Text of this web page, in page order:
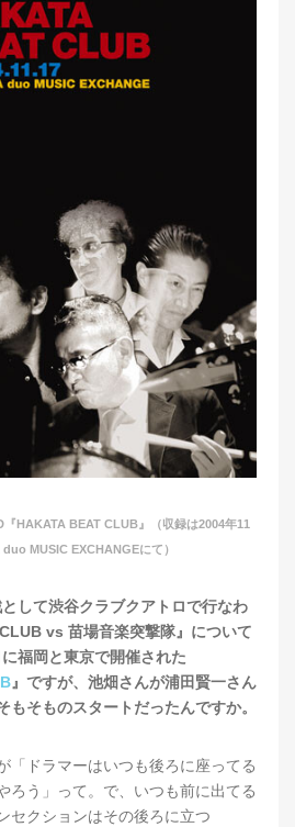
HAKATA BEAT CLUB』（収録は2004年11
duo MUSIC EXCHANGEにて）
して渋谷クラブクアトロで行なわ
vs 苗場音楽突撃隊』について
福岡と東京で開催された
』ですが、池畑さんが浦田賢一さん
もそものスタートだったんですか。
「ドラマーはいつも後ろに座ってる
ろう」って。で、いつも前に出てる
セクションはその後ろに立つ